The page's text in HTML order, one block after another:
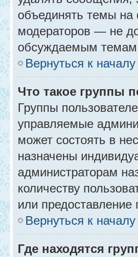
объединять темы на
модераторов — не
обсуждаемым
Вернуться к началу
Что такое группы
Группы
управляемые
может состоять в
назначены
администраторам
количеству
или
Вернуться к началу
Где находятся